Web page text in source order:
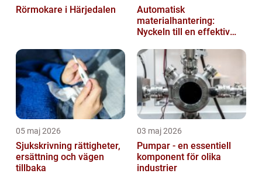
Rörmokare i Härjedalen
Automatisk
materialhantering:
Nyckeln till en effektiv
05 maj 2026
Sjukskrivning rättigheter,
ersättning och vägen
tillbaka
03 maj 2026
Pumpar - en essentiell
komponent för olika
industrier